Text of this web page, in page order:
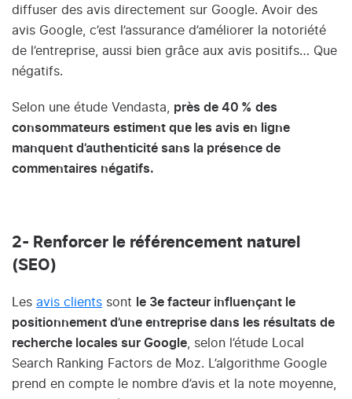
diffuser des avis directement sur Google. Avoir des
avis Google, c’est l’assurance d’améliorer la notoriété
de l’entreprise, aussi bien grâce aux avis positifs… Que
négatifs.
Selon une étude Vendasta, près de 40 % des
consommateurs estiment que les avis en ligne
manquent d’authenticité sans la présence de
commentaires négatifs.
2- Renforcer le référencement naturel
(SEO)
Les avis clients sont
le 3e facteur influençant le
positionnement d’une entreprise dans les résultats de
recherche locales sur Google , selon l’étude Local
Search Ranking Factors de Moz. L’algorithme Google
prend en compte le nombre d’avis et la note moyenne,